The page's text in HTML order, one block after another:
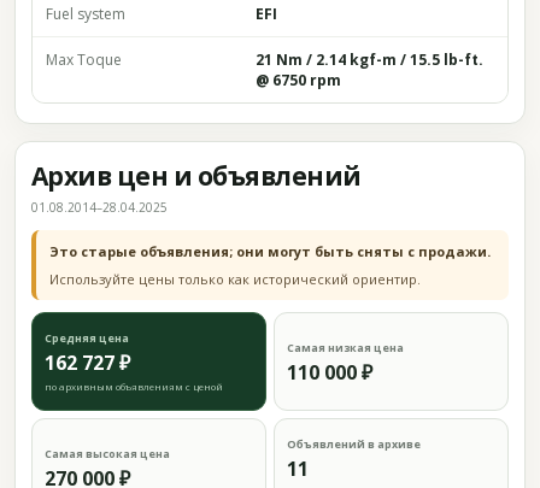
Fuel system EFI
Max Toque
21 Nm / 2.14 kgf-m / 15.5 lb-ft.
@ 6750 rpm
Архив цен и объявлений
01.08.2014–28.04.2025
Это старые объявления; они могут быть сняты с продажи.
Используйте цены только как исторический ориентир.
Средняя цена
162 727 ₽
по архивным объявлениям с ценой
Самая низкая цена
110 000 ₽
Самая высокая цена
270 000 ₽
Объявлений в архиве
11